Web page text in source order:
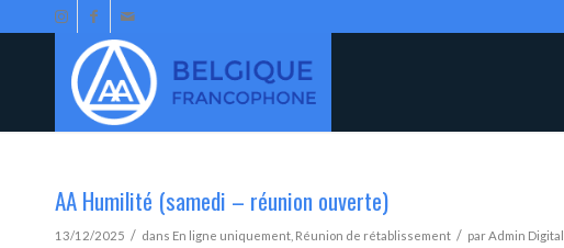
AA Humilité (samedi – réunion ouverte)
13/12/2025 / dans En ligne uniquement Réunion de rétablissement / parAdmin Digital